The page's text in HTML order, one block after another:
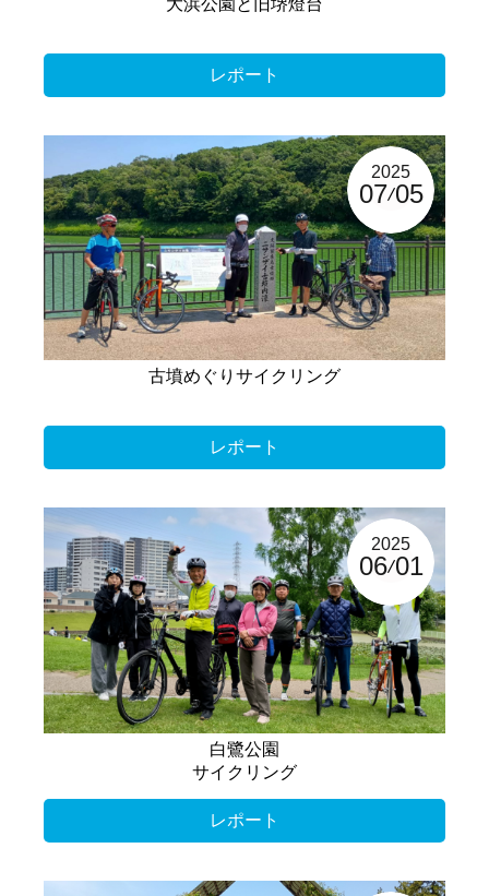
レポート
2025
07 05
古墳めぐりサイクリング
レポート
2025
06 01
白鷺公園
サイクリング
レポート